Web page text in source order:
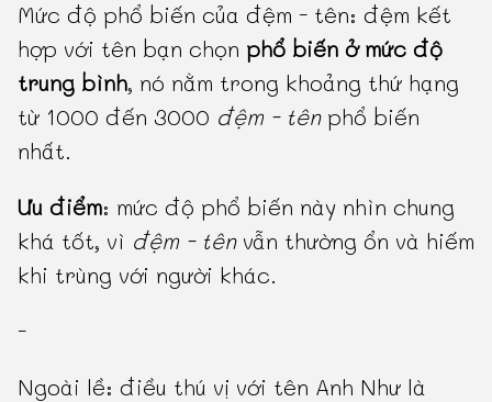
Mức độ phổ biến của đệm - tên: đệm kết
hợp với tên bạn chọn phổ biến ở mức độ
trung bình, nó nằm trong khoảng thứ hạng
từ 1000 đến 3000 đệm - tênphổ biến
nhất.
Ưu điểm: mức độ phổ biến này nhìn chung
khá tốt, vì đệm - tênvẫn thường ổn và hiếm
khi trùng với người khác.
-
Ngoài lề: điều thú vị với tên Anh Như là